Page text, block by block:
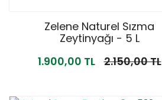
Zelene Naturel Sızma
Zeytinyağı - 5 L
1.900,00 TL 2.150,00 TL